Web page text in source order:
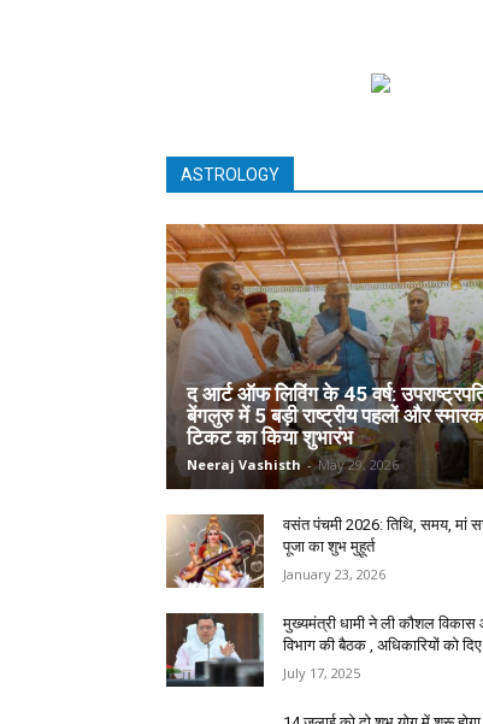
ASTROLOGY
द आर्ट ऑफ लिविंग के 45 वर्ष:
बेंगलुरु में 5 बड़ी राष्ट्रीय पहलों और
टिकट का किया शुभारंभ
Neeraj Vashisth - May 29, 2026
वसंत पंचमी 2026: तिथि, समय, मां
पूजा का शुभ मुहूर्त
January 23, 2026
मुख्यमंत्री धामी ने ली कौशल
विभाग की बैठक , अधिकारियों को दिए
July 17, 2025